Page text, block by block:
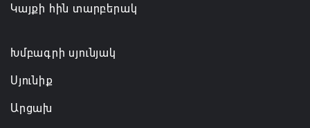
Կայքի հին տարբերակ
Խմբագրի սյունյակ
Սյունիք
Արցախ